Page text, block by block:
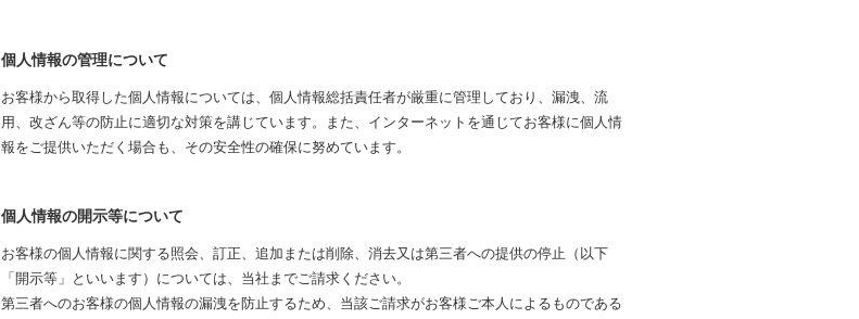
個人情報の管理について
お客様から取得した個人情報については、個人情報総括責任者が厳重に管理しており、漏洩、流
用、改ざん等の防止に適切な対策を講じています。また、インターネットを通じてお客様に個人情
報をご提供いただく場合も、その安全性の確保に努めています。
個人情報の開示等について
お客様の個人情報に関する照会、訂正、追加または削除、消去又は第三者への提供の停止（以下
「開示等」といいます）については、当社までご請求ください。
第三者へのお客様の個人情報の漏洩を防止するため、当該ご請求がお客様ご本人によるものである